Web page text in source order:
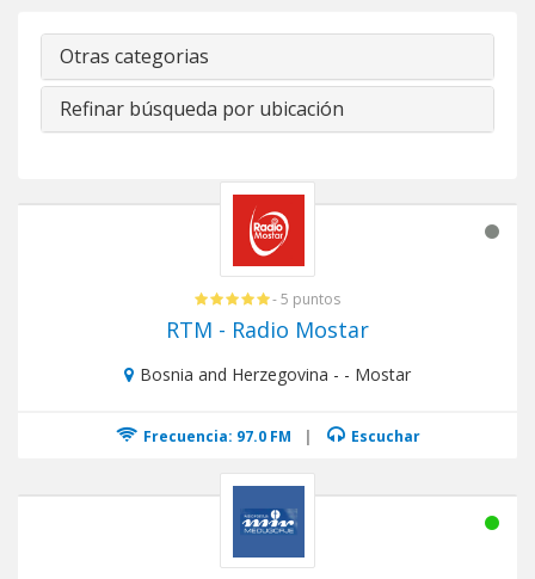
Otras categorias
Refinar búsqueda por ubicación
- 5 puntos
RTM - Radio Mostar
Bosnia and Herzegovina - - Mostar
Frecuencia: 97.0 FM | Escuchar